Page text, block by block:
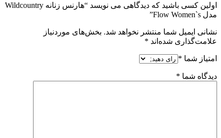
اولین کسی باشید که دیدگاهی می نویسد “هارنس زنانه Wildcountry
مدل Flow Women`s”
نشانی ایمیل شما منتشر نخواهد شد. بخش‌های موردنیاز
علامت‌گذاری شده‌اند *
امتیاز شما *
دیدگاه شما *